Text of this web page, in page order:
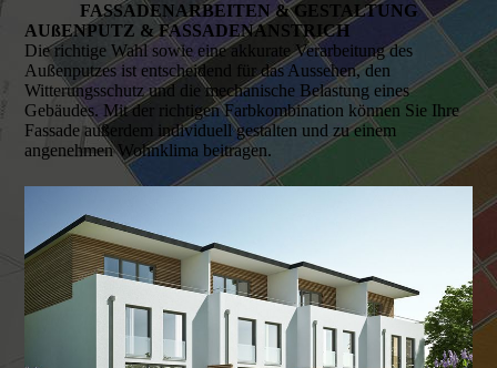
FAS­SADEN­ARBEITEN & GESTALTUNG
AUßENPUTZ & FASSADENANSTRICH
Die richtige Wahl sowie eine akkurate Verarbeitung des
Außenputzes ist entscheidend für das Aussehen, den
Witterungsschutz und die mechanische Belastung eines
Gebäudes. Mit der richtigen Farbkombination können Sie Ihre
Fassade außerdem individuell gestalten und zu einem
angenehmen Wohnklima beitragen.